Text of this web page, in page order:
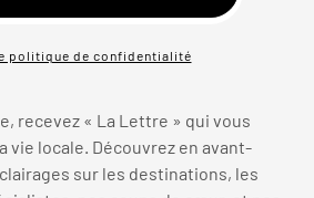
politique de confidentialité
recevez « La Lettre » qui vous
vie locale. Découvrez en avant-
sur les destinations, les